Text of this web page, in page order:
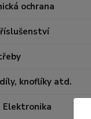
ochrana
knoflíky atd.
Elektronika